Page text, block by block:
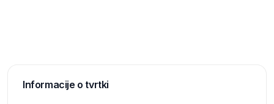
Informacije o tvrtki